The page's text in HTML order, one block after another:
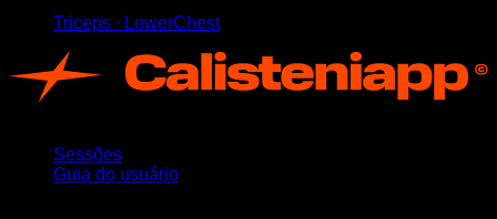
Triceps ∙ LowerChest
Sessões
Guia do usuário